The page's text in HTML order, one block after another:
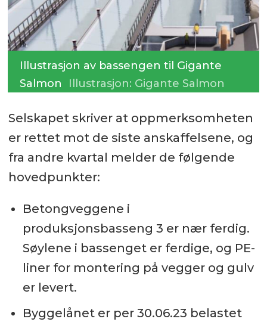
Illustrasjon av bassengen til Gigante
Salmon
Illustrasjon: Gigante Salmon
Selskapet skriver at oppmerksomheten
er rettet mot de siste anskaffelsene, og
fra andre kvartal melder de følgende
hovedpunkter:
Betongveggene i
produksjonsbasseng 3 er nær ferdig.
Søylene i bassenget er ferdige, og PE-
liner for montering på vegger og gulv
er levert.
Byggelånet er per 30.06.23 belastet